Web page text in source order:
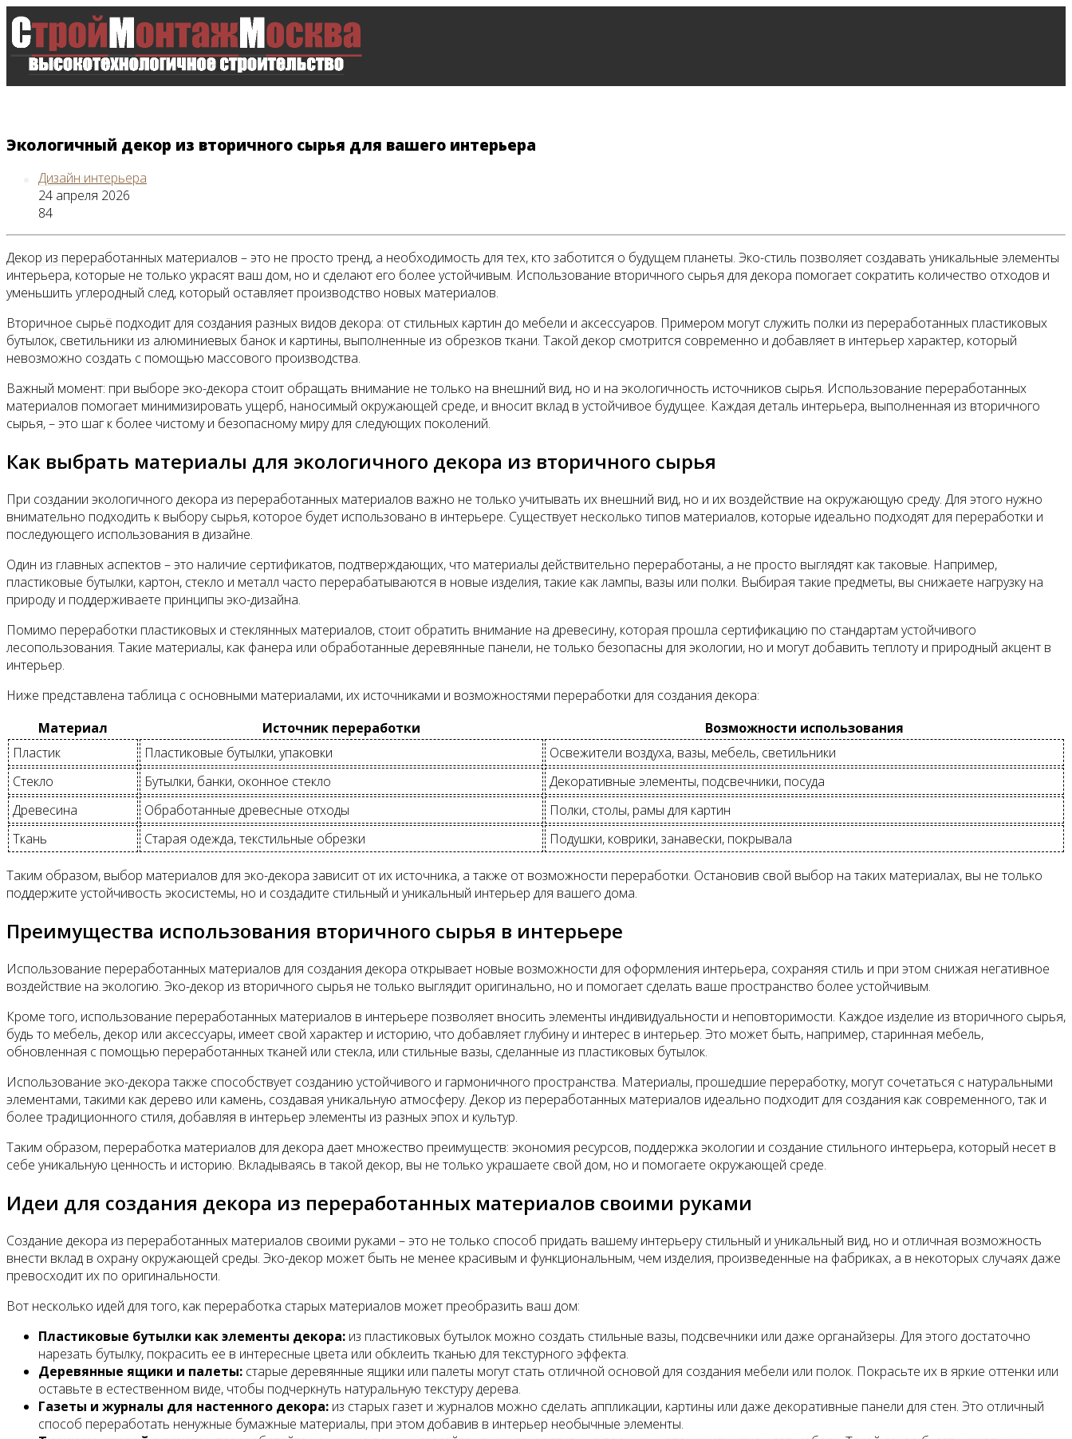
Главная
Все новости
Видео
Экологичный декор из вторичного сырья для вашего интерьера
Дизайн интерьера
24 апреля 2026
84
Декор из переработанных материалов – это не просто тренд, а необходимость для тех, кто заботится о будущем планеты. Эко-стиль позволяет создавать уникальные элементы
интерьера, которые не только украсят ваш дом, но и сделают его более устойчивым. Использование вторичного сырья для декора помогает сократить количество отходов и
уменьшить углеродный след, который оставляет производство новых материалов.
Вторичное сырьё подходит для создания разных видов декора: от стильных картин до мебели и аксессуаров. Примером могут служить полки из переработанных пластиковых
бутылок, светильники из алюминиевых банок и картины, выполненные из обрезков ткани. Такой декор смотрится современно и добавляет в интерьер характер, который
невозможно создать с помощью массового производства.
Важный момент: при выборе эко-декора стоит обращать внимание не только на внешний вид, но и на экологичность источников сырья. Использование переработанных
материалов помогает минимизировать ущерб, наносимый окружающей среде, и вносит вклад в устойчивое будущее. Каждая деталь интерьера, выполненная из вторичного
сырья, – это шаг к более чистому и безопасному миру для следующих поколений.
Как выбрать материалы для экологичного декора из вторичного сырья
При создании экологичного декора из переработанных материалов важно не только учитывать их внешний вид, но и их воздействие на окружающую среду. Для этого нужно
внимательно подходить к выбору сырья, которое будет использовано в интерьере. Существует несколько типов материалов, которые идеально подходят для переработки и
последующего использования в дизайне.
Один из главных аспектов – это наличие сертификатов, подтверждающих, что материалы действительно переработаны, а не просто выглядят как таковые. Например,
пластиковые бутылки, картон, стекло и металл часто перерабатываются в новые изделия, такие как лампы, вазы или полки. Выбирая такие предметы, вы снижаете нагрузку на
природу и поддерживаете принципы эко-дизайна.
Помимо переработки пластиковых и стеклянных материалов, стоит обратить внимание на древесину, которая прошла сертификацию по стандартам устойчивого
лесопользования. Такие материалы, как фанера или обработанные деревянные панели, не только безопасны для экологии, но и могут добавить теплоту и природный акцент в
интерьер.
Ниже представлена таблица с основными материалами, их источниками и возможностями переработки для создания декора:
Материал
Источник переработки
Возможности использования
Пластик
Пластиковые бутылки, упаковки
Освежители воздуха, вазы, мебель, светильники
Стекло
Бутылки, банки, оконное стекло
Декоративные элементы, подсвечники, посуда
Древесина
Обработанные древесные отходы
Полки, столы, рамы для картин
Ткань
Старая одежда, текстильные обрезки Подушки, коврики, занавески, покрывала
Таким образом, выбор материалов для эко-декора зависит от их источника, а также от возможности переработки. Остановив свой выбор на таких материалах, вы не только
поддержите устойчивость экосистемы, но и создадите стильный и уникальный интерьер для вашего дома.
Преимущества использования вторичного сырья в интерьере
Использование переработанных материалов для создания декора открывает новые возможности для оформления интерьера, сохраняя стиль и при этом снижая негативное
воздействие на экологию. Эко-декор из вторичного сырья не только выглядит оригинально, но и помогает сделать ваше пространство более устойчивым.
Кроме того, использование переработанных материалов в интерьере позволяет вносить элементы индивидуальности и неповторимости. Каждое изделие из вторичного сырья,
будь то мебель, декор или аксессуары, имеет свой характер и историю, что добавляет глубину и интерес в интерьер. Это может быть, например, старинная мебель,
обновленная с помощью переработанных тканей или стекла, или стильные вазы, сделанные из пластиковых бутылок.
Использование эко-декора также способствует созданию устойчивого и гармоничного пространства. Материалы, прошедшие переработку, могут сочетаться с натуральными
элементами, такими как дерево или камень, создавая уникальную атмосферу. Декор из переработанных материалов идеально подходит для создания как современного, так и
более традиционного стиля, добавляя в интерьер элементы из разных эпох и культур.
Таким образом, переработка материалов для декора дает множество преимуществ: экономия ресурсов, поддержка экологии и создание стильного интерьера, который несет в
себе уникальную ценность и историю. Вкладываясь в такой декор, вы не только украшаете свой дом, но и помогаете окружающей среде.
Идеи для создания декора из переработанных материалов своими руками
Создание декора из переработанных материалов своими руками – это не только способ придать вашему интерьеру стильный и уникальный вид, но и отличная возможность
внести вклад в охрану окружающей среды. Эко-декор может быть не менее красивым и функциональным, чем изделия, произведенные на фабриках, а в некоторых случаях даже
превосходит их по оригинальности.
Вот несколько идей для того, как переработка старых материалов может преобразить ваш дом:
Пластиковые бутылки как элементы декора: из пластиковых бутылок можно создать стильные вазы, подсвечники или даже органайзеры. Для этого достаточно
нарезать бутылку, покрасить ее в интересные цвета или обклеить тканью для текстурного эффекта.
Деревянные ящики и палеты: старые деревянные ящики или палеты могут стать отличной основой для создания мебели или полок. Покрасьте их в яркие оттенки или
оставьте в естественном виде, чтобы подчеркнуть натуральную текстуру дерева.
Газеты и журналы для настенного декора: из старых газет и журналов можно сделать аппликации, картины или даже декоративные панели для стен. Это отличный
способ переработать ненужные бумажные материалы, при этом добавив в интерьер необычные элементы.